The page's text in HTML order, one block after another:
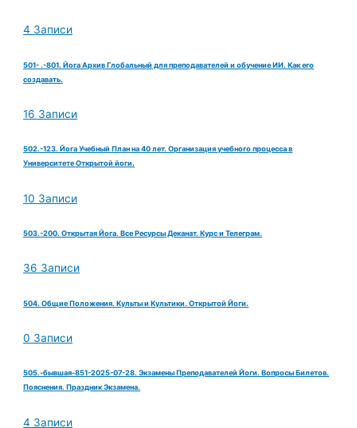
4 Записи
501- .-801. Йога Архив Глобальный для преподавателей и обучение ИИ. Как его
создавать.
16 Записи
502.-123. Йога Учебный План на 40 лет. Организация учебного процесса в
Университете Открытой йоги.
10 Записи
503.-200. Открытая Йога. Все Ресурсы Деканат. Курс и Телеграм.
36 Записи
504. Общие Положения. Культы и Культики. Открытой Йоги.
0 Записи
505.-бывшая-851-2025-07-28. Экзамены Преподавателей Йоги. Вопросы Билетов.
Пояснения. Праздник Экзамена.
4 Записи